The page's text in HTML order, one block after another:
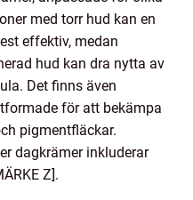
med torr hud kan en
effektiv, medan
hud kan dra nytta av
Det finns även
för att bekämpa
pigmentfläckar.
dagkrämer inkluderar
Z].